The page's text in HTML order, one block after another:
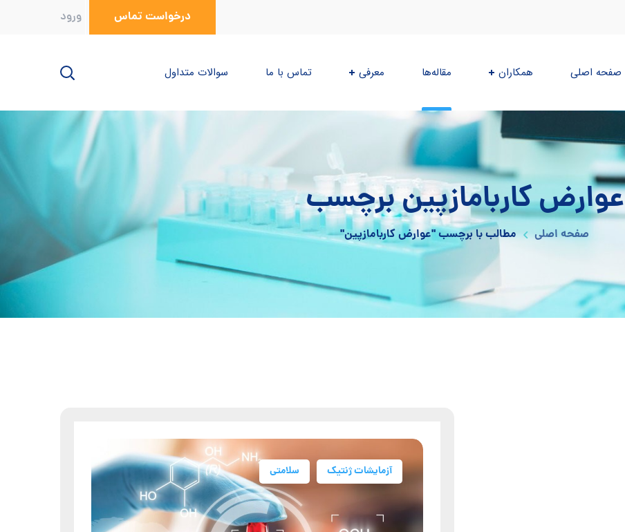
درخواست تماس ورود
صفحه اصلی همکاران مقاله‌ها معرفی تماس با ما سوالات متداول
عوارض کاربامازپین برچسب
صفحه اصلی مطالب با برچسب "عوارض کاربامازپین"
آزمایشات ژنتیک سلامتی